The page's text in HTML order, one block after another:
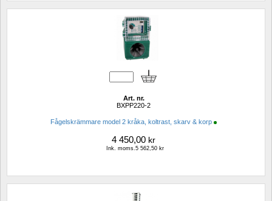
Art. nr.
BXPP220-2
Fågelskrämmare model 2 kråka, koltrast, skarv & korp
4 450,00 kr
Ink. moms.5 562,50 kr